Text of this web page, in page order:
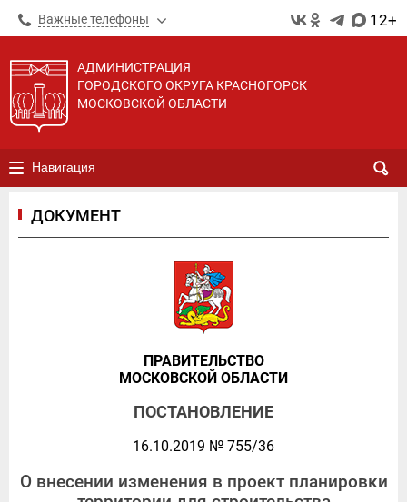
Важные телефоны 12+
АДМИНИСТРАЦИЯ
ГОРОДСКОГО ОКРУГА КРАСНОГОРСК
МОСКОВСКОЙ ОБЛАСТИ
Навигация
ДОКУМЕНТ
ПРАВИТЕЛЬСТВО
МОСКОВСКОЙ ОБЛАСТИ
ПОСТАНОВЛЕНИЕ
16.10.2019 № 755/36
О внесении изменения в проект планировки